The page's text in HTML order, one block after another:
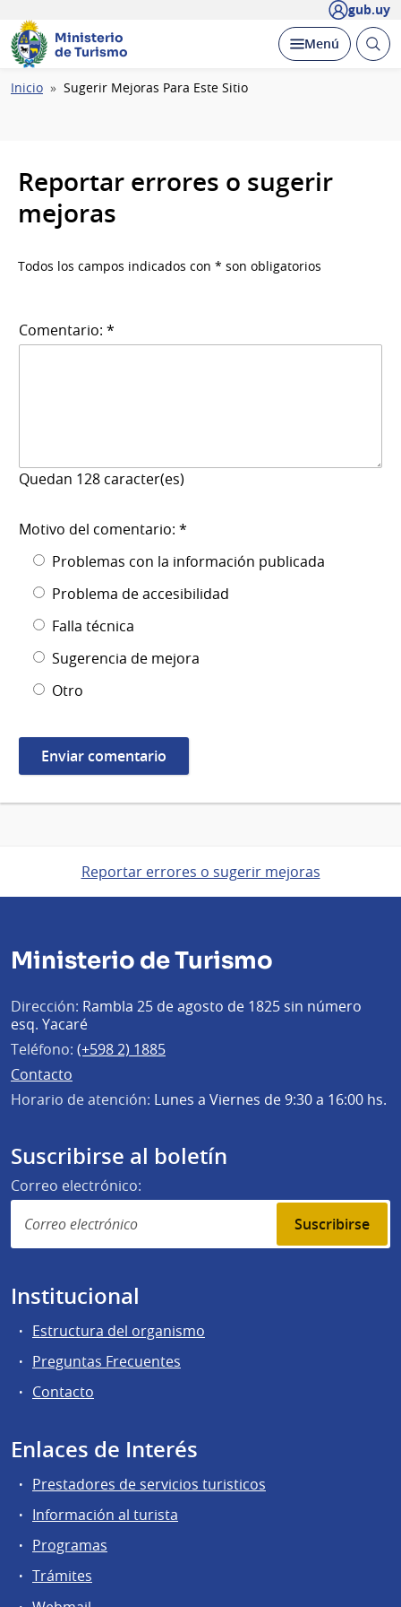
gub.uy
Ministerio
de Turismo
Desplegar
Menú Abrir
Ruta
Inicio Sugerir Mejoras Para Este Sitio
Reportar errores o sugerir
mejoras
Todos los campos indicados con * son obligatorios
Comentario: *
Quedan 128 caracter(es)
Motivo del comentario: *
Problemas con la información publicada
Problema de accesibilidad
Falla técnica
Sugerencia de mejora
Otro
Reportar errores o sugerir mejoras
Ministerio de Turismo
Dirección: Rambla 25 de agosto de 1825 sin número
esq. Yacaré
Teléfono: (+598 2) 1885
Contacto
Horario de atención: Lunes a Viernes de 9:30 a 16:00 hs.
Suscribirse al boletín
Correo electrónico:
Suscribirse
Institucional
Estructura del organismo
Preguntas Frecuentes
Contacto
Enlaces de Interés
Prestadores de servicios turisticos
Información al turista
Programas
Trámites